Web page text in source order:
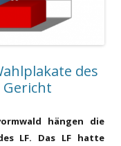
des
Gericht
hängen die
LF. Das LF hatte